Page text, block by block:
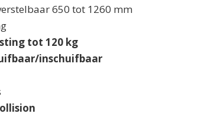
650 tot 1260 mm
tot 120 kg
inschuifbaar